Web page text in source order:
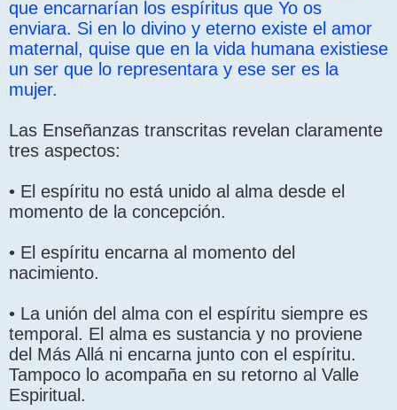
que encarnarían los espíritus que Yo os
enviara. Si en lo divino y eterno existe el amor
maternal, quise que en la vida humana existiese
un ser que lo representara y ese ser es la
mujer.
Las Enseñanzas transcritas revelan claramente
tres aspectos:
• El espíritu no está unido al alma desde el
momento de la concepción.
• El espíritu encarna al momento del
nacimiento.
• La unión del alma con el espíritu siempre es
temporal. El alma es sustancia y no proviene
del Más Allá ni encarna junto con el espíritu.
Tampoco lo acompaña en su retorno al Valle
Espiritual.